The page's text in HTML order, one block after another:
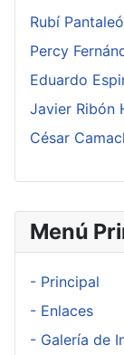
Menú
- Principal
- Enlaces
- Galería de
Rubí
Percy
Eduardo
Javier Ribón
César